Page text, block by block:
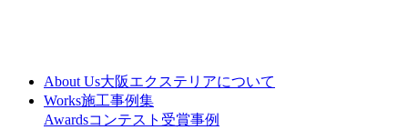
About Us大阪エクステリアについて
Works施工事例集
Awardsコンテスト受賞事例